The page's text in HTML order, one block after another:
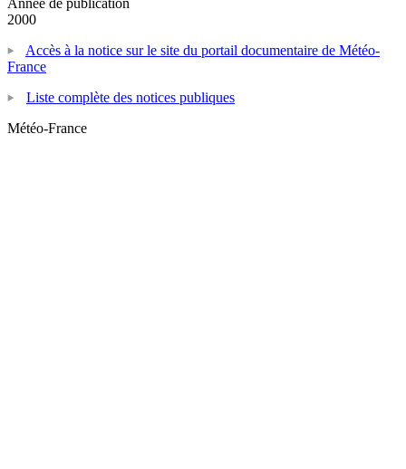
2000
Accès à la notice sur le site du portail documentaire de Météo-
France
Liste complète des notices publiques
Météo-France